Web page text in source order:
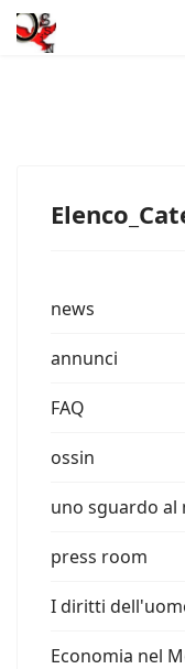
news
annunci
FAQ
ossin
uno sguardo al
press room
I diritti
Economia nel